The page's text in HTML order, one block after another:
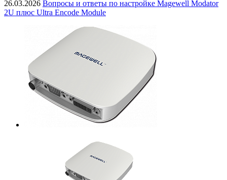
26.03.2026 Вопросы и ответы по настройке Magewell Modator
2U плюс Ultra Encode Module